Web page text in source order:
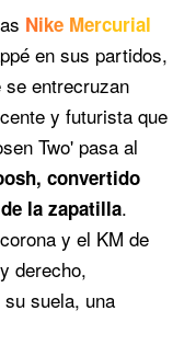
Nike Mercurial
en sus partidos,
entrecruzan
y futurista que
Two' pasa al
convertido
la zapatilla.
y el KM de
derecho,
suela, una